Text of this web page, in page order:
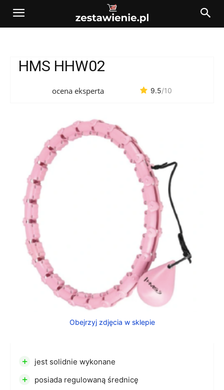
HMS HHW02
ocena eksperta 9.5/10
Obejrzyj zdjęcia w sklepie
+ jest solidnie wykonane
+ posiada regulowaną średnicę